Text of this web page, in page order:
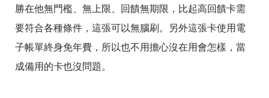
勝在他無門檻、無上限、回饋無期限，比起高回饋卡需
要符合各種條件，這張可以無腦刷。另外這張卡使用電
子帳單終身免年費，所以也不用擔心沒在用會怎樣，當
成備用的卡也沒問題。